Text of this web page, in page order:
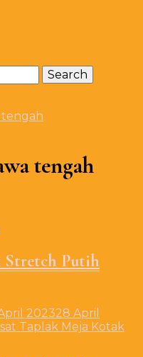
tengah
tengah
Stretch Putih
202328 April
Taplak Meja Kotak